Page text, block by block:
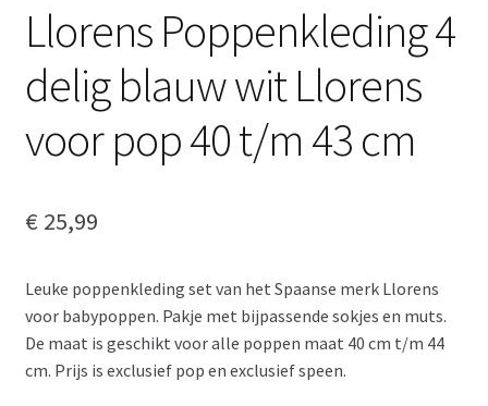
Llorens Poppenkleding 4
delig blauw wit Llorens
voor pop 40 t/m 43 cm
€ 25,99
Leuke poppenkleding set van het Spaanse merk Llorens
voor babypoppen. Pakje met bijpassende sokjes en muts.
De maat is geschikt voor alle poppen maat 40 cm t/m 44
cm. Prijs is exclusief pop en exclusief speen.